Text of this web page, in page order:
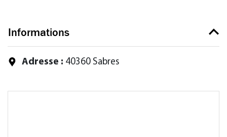
Informations
Adresse : 40360 Sabres